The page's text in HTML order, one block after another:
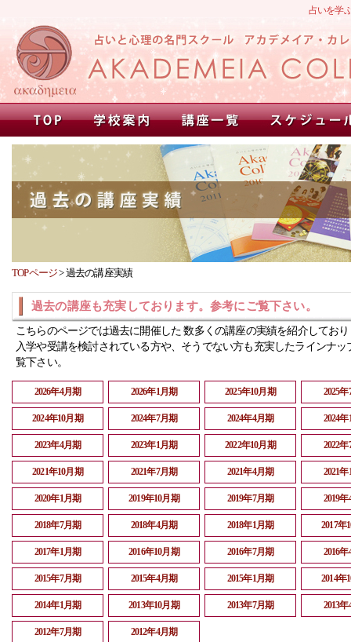
占いを学
TOPページ>過去の講座実績
過去の講座も充実しております。参考にご覧下さい。
こちらのページでは過去に開催した 数多くの講座の実績を紹介してお
入学や受講を検討されている方や、そうでない方も充実したラインナッ
覧下さい。
2026年4月期 2026年1月期 2025年10月期 2025
2024年10月期 2024年7月期 2024年4月期 2024
2023年4月期 2023年1月期 2022年10月期 2022
2021年10月期 2021年7月期 2021年4月期 2021
2020年1月期 2019年10月期 2019年7月期 2019
2018年7月期 2018年4月期 2018年1月期 2017年
2017年1月期 2016年10月期 2016年7月期 2016
2015年7月期 2015年4月期 2015年1月期 2014年
2014年1月期 2013年10月期 2013年7月期 2013
2012年7月期 2012年4月期